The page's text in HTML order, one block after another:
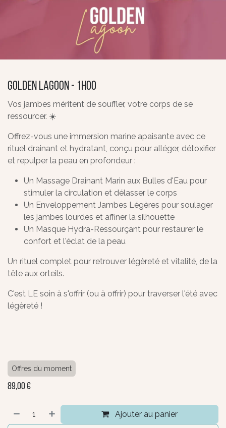
Golden Lagoon - 1h00
Vos jambes méritent de souffler, votre corps de se
ressourcer. ☀️
Offrez-vous une immersion marine apaisante avec ce
rituel drainant et hydratant, conçu pour alléger, détoxifier
et repulper la peau en profondeur :
Un Massage Drainant Marin aux Bulles d'Eau pour
stimuler la circulation et délasser le corps
Un Enveloppement Jambes Légères pour soulager
les jambes lourdes et affiner la silhouette
Un Masque Hydra-Ressourçant pour restaurer le
confort et l'éclat de la peau
Un rituel complet pour retrouver légèreté et vitalité, de la
tête aux orteils.
C'est LE soin à s'offrir (ou à offrir) pour traverser l'été avec
légèreté !
Offres du moment
89,00 €
Ajouter au panier